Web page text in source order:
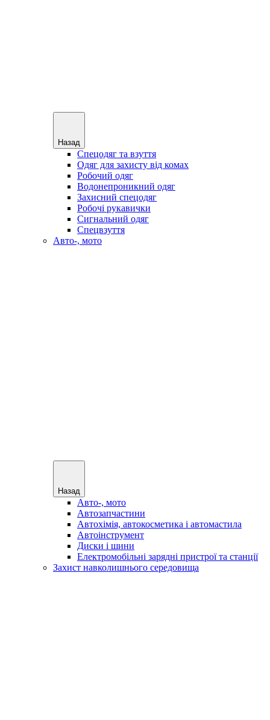
Назад
Спецодяг та взуття
Одяг для захисту від комах
Робочий одяг
Водонепроникний одяг
Захисний спецодяг
Робочі рукавички
Сигнальний одяг
Спецвзуття
Авто-, мото
Назад
Авто-, мото
Автозапчастини
Автохімія, автокосметика і автомастила
Автоінструмент
Диски і шини
Електромобільні зарядні пристрої та станції
Захист навколишнього середовища